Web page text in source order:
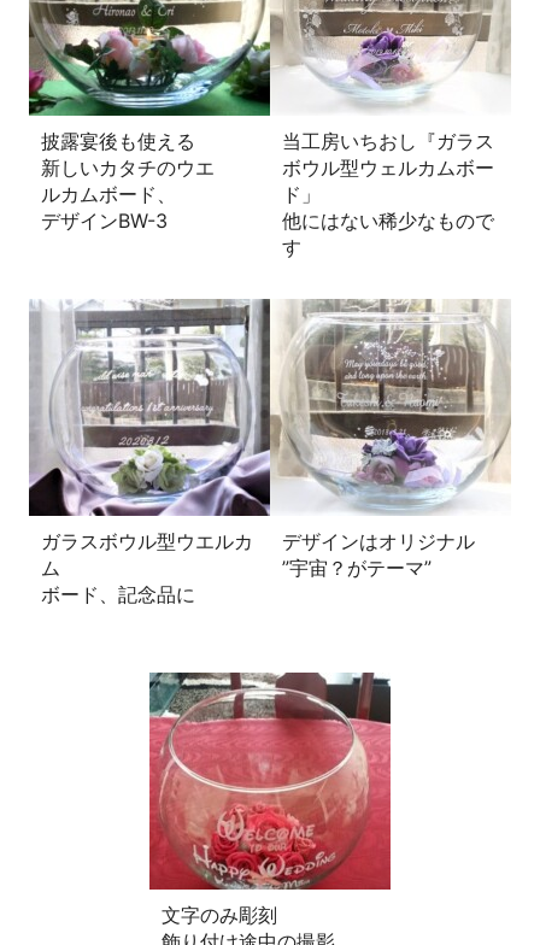
披露宴後も使える
新しいカタチのウエ
ルカムボード、
デザインBW-3
当工房いちおし『ガラス
ボウル型ウェルカムボー
ド」
他にはない稀少なもので
す
ガラスボウル型ウエルカ
ム
ボード、記念品に
デザインはオリジナル
”宇宙？がテーマ”
文字のみ彫刻